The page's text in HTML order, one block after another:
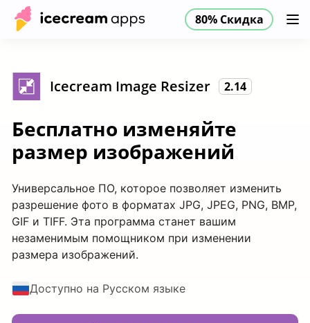
80% Скидка
Продукты Магазин Помощь 80% СкидкаRU
Icecream Image Resizer 2.14
Бесплатно изменяйте
размер изображений
Универсальное ПО, которое позволяет изменить
разрешение фото в форматах JPG, JPEG, PNG, BMP,
GIF и TIFF. Эта программа станет вашим
незаменимым помощником при изменении
размера изображений.
Доступно на Русском языке